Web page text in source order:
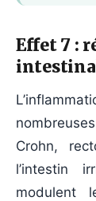
Effet 7 :
Crohn,
l’intestin
modulent